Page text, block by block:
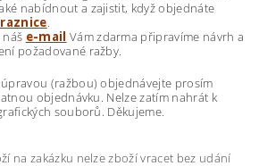
nabídnout a zajistit, když objednáte
.
e-mail Vám zdarma připravíme návrh a
požadované ražby.
(ražbou) objednávejte prosím
objednávku. Nelze zatím nahrát k
souborů. Děkujeme.
na zakázku nelze zboží vracet bez udání